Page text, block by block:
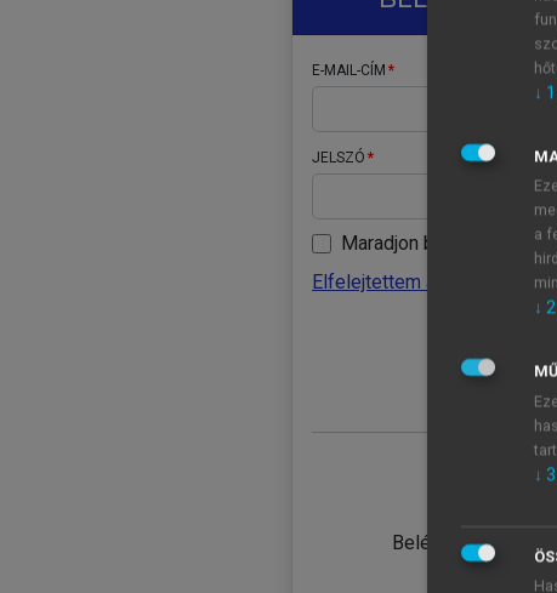
E-MAIL-CÍM
JELSZÓ
Maradjon belépve
Elfelejtettem a jelszavamat
Belépés
↓ 1
a
↓ 2
↓ 3